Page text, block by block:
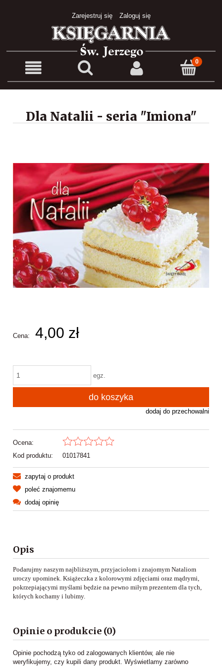
Zarejestruj się Zaloguj się
Dla Natalii - seria "Imiona"
Cena: 4,00 zł
egz.
do koszyka
dodaj do przechowalni
Ocena:
Kod produktu:
01017841
zapytaj o produkt
poleć znajomemu
dodaj opinię
Opis
Podarujmy naszym najbliższym, przyjaciołom i znajomym Nataliom
uroczy upominek. Książeczka z kolorowymi zdjęciami oraz mądrymi,
pokrzepiającymi myślami będzie na pewno miłym prezentem dla tych,
których kochamy i lubimy.
Opinie o produkcie (0)
Opinie pochodzą tyko od zalogowanych klientów, ale nie
weryfikujemy, czy kupili dany produkt. Wyświetlamy zarówno